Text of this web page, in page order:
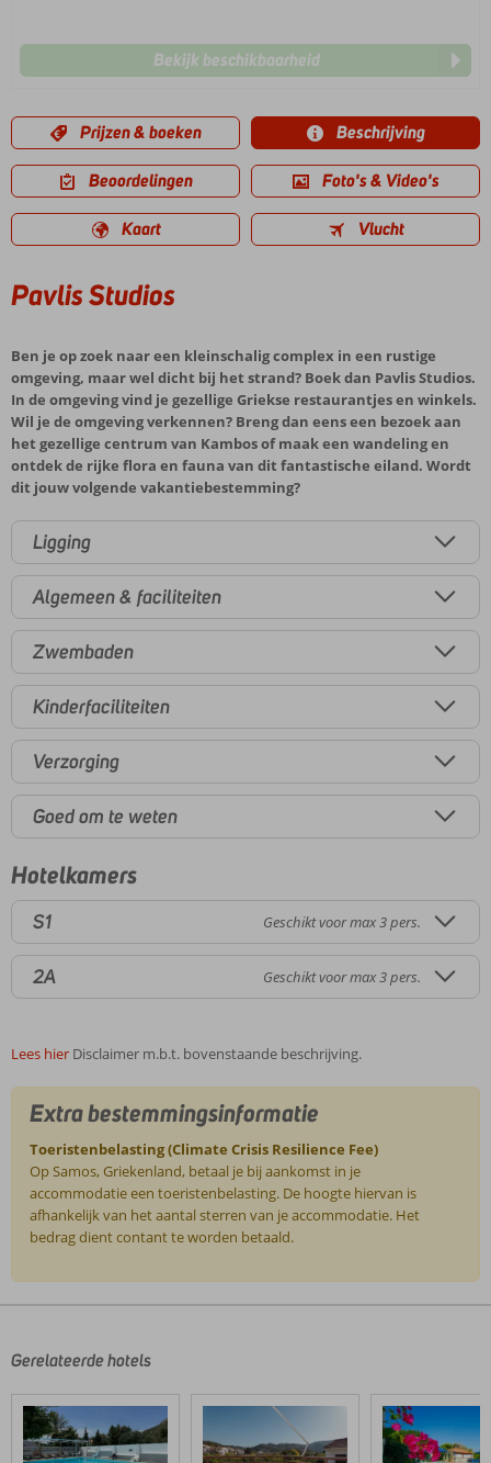
Bekijk beschikbaarheid
Prijzen & boeken Beschrijving
Beoordelingen Foto's & Video's
Kaart Vlucht
Pavlis Studios
Ben je op zoek naar een kleinschalig complex in een rustige
omgeving, maar wel dicht bij het strand? Boek dan Pavlis Studios.
In de omgeving vind je gezellige Griekse restaurantjes en winkels.
Wil je de omgeving verkennen? Breng dan eens een bezoek aan
het gezellige centrum van Kambos of maak een wandeling en
ontdek de rijke flora en fauna van dit fantastische eiland. Wordt
dit jouw volgende vakantiebestemming?
Ligging
Algemeen & faciliteiten
Zwembaden
Kinderfaciliteiten
Verzorging
Goed om te weten
Hotelkamers
S1 Geschikt voor max 3 pers.
2A Geschikt voor max 3 pers.
Lees hier Disclaimer m.b.t. bovenstaande beschrijving.
Extra bestemmingsinformatie
Toeristenbelasting (Climate Crisis Resilience Fee)
Op Samos, Griekenland, betaal je bij aankomst in je
accommodatie een toeristenbelasting. De hoogte hiervan is
afhankelijk van het aantal sterren van je accommodatie. Het
bedrag dient contant te worden betaald.
door
klanten
geschreven
na
Gerelateerde hotels